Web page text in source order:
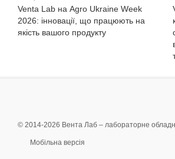
Venta Lab на Agro Ukraine Week
2026: інновації, що працюють на
якість вашого продукту
© 2014-2026 Вента Лаб – лабораторне
Мобільна версія